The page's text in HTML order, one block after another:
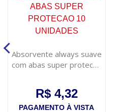
Absorvente always suave
com abas super protecao
R$ 4,32
PAGAMENTO À VISTA